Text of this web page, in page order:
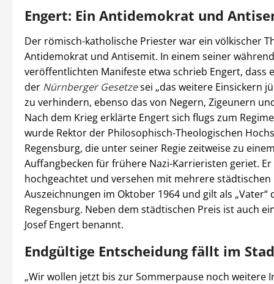
Engert: Ein Antidemokrat und
Der römisch-katholische Priester war ein völkischer
Antidemokrat und Antisemit. In einem seiner
veröffentlichten Manifeste etwa schrieb Engert, dass
der Nürnberger Gesetzesei „das weitere Einsickern
zu verhindern, ebenso das von Negern, Zigeunern
Nach dem Krieg erklärte Engert sich flugs zum
wurde Rektor der Philosophisch-Theologischen
Regensburg, die unter seiner Regie zeitweise zu
Auffangbecken für frühere Nazi-Karrieristen geriet.
hochgeachtet und versehen mit mehrere städtischen
Auszeichnungen im Oktober 1964 und gilt als
Regensburg. Neben dem städtischen Preis ist auch
Josef Engert benannt.
Endgültige Entscheidung fällt im
„Wir wollen jetzt bis zur Sommerpause noch weitere